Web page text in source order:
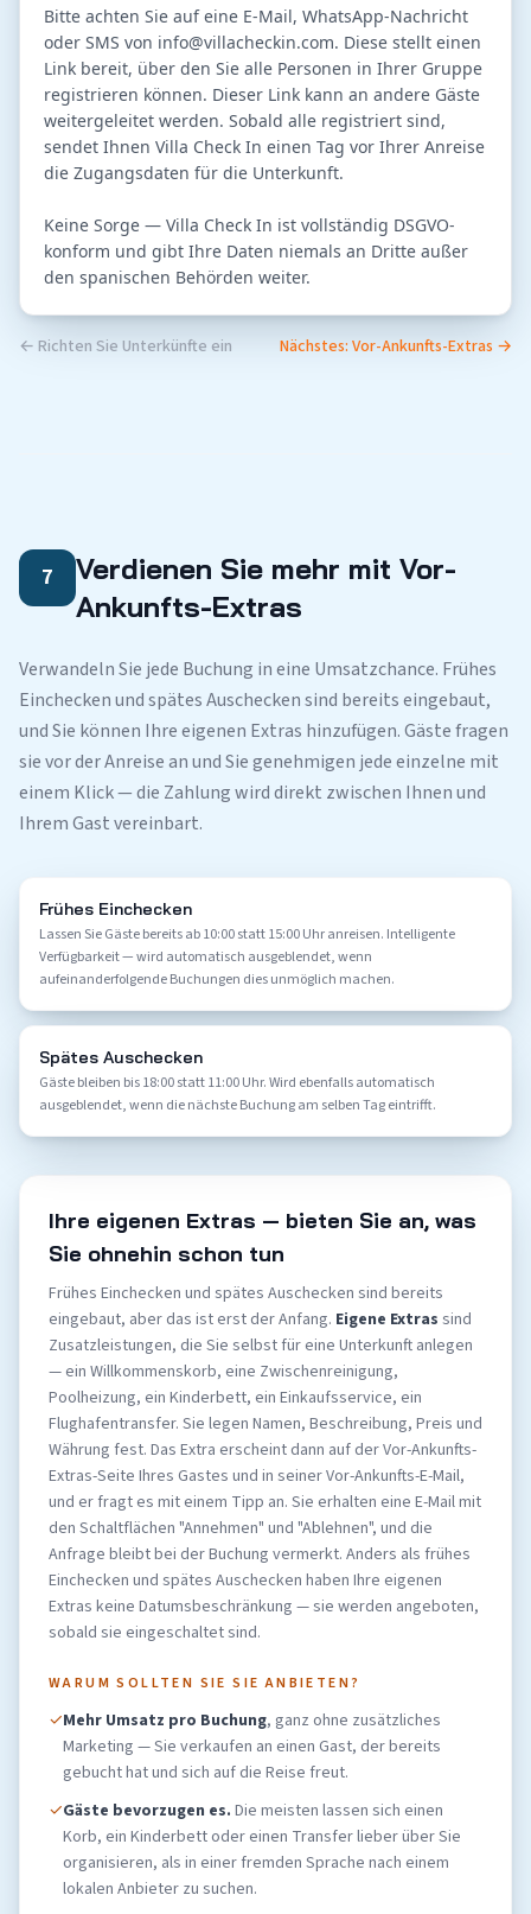
Bitte achten Sie auf eine E-Mail, WhatsApp-Nachricht
oder SMS von info@villacheckin.com. Diese stellt einen
Link bereit, über den Sie alle Personen in Ihrer Gruppe
registrieren können. Dieser Link kann an andere Gäste
weitergeleitet werden. Sobald alle registriert sind,
sendet Ihnen Villa Check In einen Tag vor Ihrer Anreise
die Zugangsdaten für die Unterkunft.
Keine Sorge — Villa Check In ist vollständig DSGVO-
konform und gibt Ihre Daten niemals an Dritte außer
← Richten Sie Unterkünfte ein Nächstes: Vor-Ankunfts-Extras →
7
Verdienen Sie mehr mit Vor-
Ankunfts-Extras
Verwandeln Sie jede Buchung in eine Umsatzchance. Frühes
Einchecken und spätes Auschecken sind bereits eingebaut,
und Sie können Ihre eigenen Extras hinzufügen. Gäste fragen
sie vor der Anreise an und Sie genehmigen jede einzelne mit
einem Klick — die Zahlung wird direkt zwischen Ihnen und
Ihrem Gast vereinbart.
Frühes Einchecken
Lassen Sie Gäste bereits ab 10:00 statt 15:00 Uhr anreisen. Intelligente
Verfügbarkeit — wird automatisch ausgeblendet, wenn
aufeinanderfolgende Buchungen dies unmöglich machen.
Spätes Auschecken
Gäste bleiben bis 18:00 statt 11:00 Uhr. Wird ebenfalls automatisch
ausgeblendet, wenn die nächste Buchung am selben Tag eintrifft.
Ihre eigenen Extras — bieten Sie an, was
Sie ohnehin schon tun
Frühes Einchecken und spätes Auschecken sind bereits
eingebaut, aber das ist erst der Anfang. Eigene Extras sind
Zusatzleistungen, die Sie selbst für eine Unterkunft anlegen
— ein Willkommenskorb, eine Zwischenreinigung,
Poolheizung, ein Kinderbett, ein Einkaufsservice, ein
Flughafentransfer. Sie legen Namen, Beschreibung, Preis und
Währung fest. Das Extra erscheint dann auf der Vor-Ankunfts-
Extras-Seite Ihres Gastes und in seiner Vor-Ankunfts-E-Mail,
und er fragt es mit einem Tipp an. Sie erhalten eine E-Mail mit
den Schaltflächen "Annehmen" und "Ablehnen", und die
Anfrage bleibt bei der Buchung vermerkt. Anders als frühes
Einchecken und spätes Auschecken haben Ihre eigenen
Extras keine Datumsbeschränkung — sie werden angeboten,
sobald sie eingeschaltet sind.
WARUM SOLLTEN SIE SIE ANBIETEN?
✓Mehr Umsatz pro Buchung, ganz ohne zusätzliches
Marketing — Sie verkaufen an einen Gast, der bereits
gebucht hat und sich auf die Reise freut.
✓Gäste bevorzugen es. Die meisten lassen sich einen
Korb, ein Kinderbett oder einen Transfer lieber über Sie
organisieren, als in einer fremden Sprache nach einem
lokalen Anbieter zu suchen.